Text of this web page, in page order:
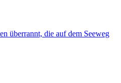
überrannt, die auf dem Seeweg